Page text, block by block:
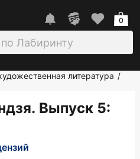
0
литература /
Выпуск 5: